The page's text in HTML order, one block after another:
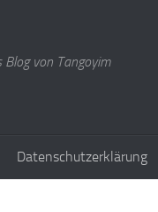
Blog von Tangoyim
Datenschutzerklärung